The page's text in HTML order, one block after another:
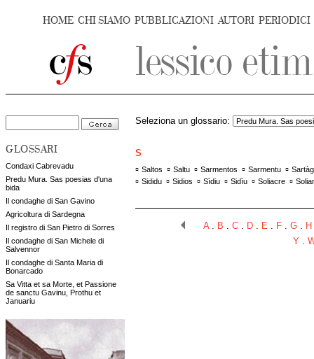
HOME CHI SIAMO PUBBLICAZIONI AUTORI PERIODICI
GLOSSARI
Condaxi Cabrevadu
Predu Mura. Sas poesias d'una
bida
Il condaghe di San Gavino
Agricoltura di Sardegna
Il registro di San Pietro di Sorres
Il condaghe di San Michele di
Salvennor
Il condaghe di Santa Maria di
Bonarcado
Sa Vitta et sa Morte, et Passione
de sanctu Gavinu, Prothu et
Januariu
Seleziona un glossario:
S
▫ Saltos ▫ Saltu ▫ Sarmentos ▫ Sarmentu ▫
▫ Sididu ▫ Sidios ▫ Sìdiu ▫ Sidìu ▫ Soliacre ▫
A. B . C. D. E . F. G. H
Y .